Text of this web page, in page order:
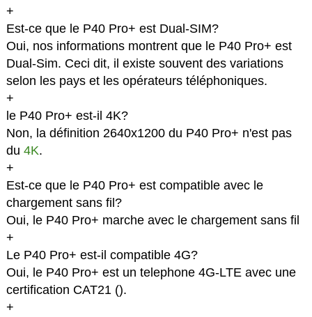
+
Est-ce que le P40 Pro+ est Dual-SIM?
Oui, nos informations montrent que le P40 Pro+ est
Dual-Sim. Ceci dit, il existe souvent des variations
selon les pays et les opérateurs téléphoniques.
+
le P40 Pro+ est-il 4K?
Non, la définition 2640x1200 du P40 Pro+ n'est pas
du 4K.
+
Est-ce que le P40 Pro+ est compatible avec le
chargement sans fil?
Oui, le P40 Pro+ marche avec le chargement sans fil
+
Le P40 Pro+ est-il compatible 4G?
Oui, le P40 Pro+ est un telephone 4G-LTE avec une
certification CAT21 ().
+